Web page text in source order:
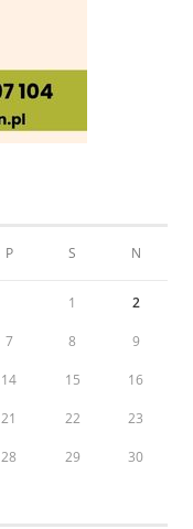
P S N
1 2
7 8 9
14 15 16
21 22 23
28 29 30